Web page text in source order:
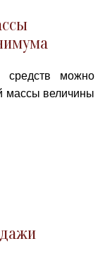
средств можно
массы величины